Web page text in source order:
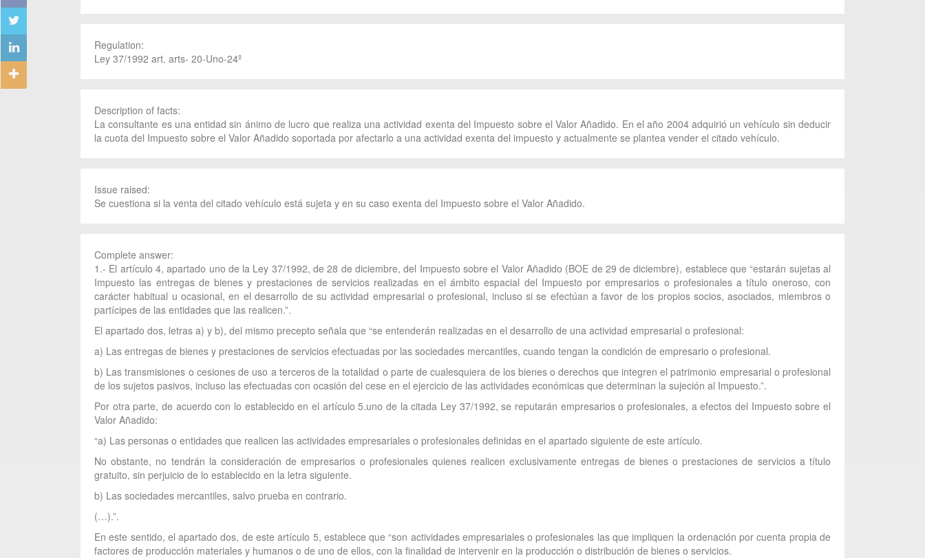
Regulation:
Ley 37/1992 art. arts- 20-Uno-24º
Description of facts:
La consultante es una entidad sin ánimo de lucro que realiza una actividad exenta del Impuesto sobre el Valor Añadido. En el año 2004 adquirió un vehículo sin deducir
la cuota del Impuesto sobre el Valor Añadido soportada por afectarlo a una actividad exenta del impuesto y actualmente se plantea vender el citado vehículo.
Issue raised:
Se cuestiona si la venta del citado vehículo está sujeta y en su caso exenta del Impuesto sobre el Valor Añadido.
Complete answer:
1.- El artículo 4, apartado uno de la Ley 37/1992, de 28 de diciembre, del Impuesto sobre el Valor Añadido (BOE de 29 de diciembre), establece que “estarán sujetas al
Impuesto las entregas de bienes y prestaciones de servicios realizadas en el ámbito espacial del Impuesto por empresarios o profesionales a título oneroso, con
carácter habitual u ocasional, en el desarrollo de su actividad empresarial o profesional, incluso si se efectúan a favor de los propios socios, asociados, miembros o
partícipes de las entidades que las realicen.”.
El apartado dos, letras a) y b), del mismo precepto señala que “se entenderán realizadas en el desarrollo de una actividad empresarial o profesional:
a) Las entregas de bienes y prestaciones de servicios efectuadas por las sociedades mercantiles, cuando tengan la condición de empresario o profesional.
b) Las transmisiones o cesiones de uso a terceros de la totalidad o parte de cualesquiera de los bienes o derechos que integren el patrimonio empresarial o profesional
de los sujetos pasivos, incluso las efectuadas con ocasión del cese en el ejercicio de las actividades económicas que determinan la sujeción al Impuesto.”.
Por otra parte, de acuerdo con lo establecido en el artículo 5.uno de la citada Ley 37/1992, se reputarán empresarios o profesionales, a efectos del Impuesto sobre el
Valor Añadido:
“a) Las personas o entidades que realicen las actividades empresariales o profesionales definidas en el apartado siguiente de este artículo.
No obstante, no tendrán la consideración de empresarios o profesionales quienes realicen exclusivamente entregas de bienes o prestaciones de servicios a título
gratuito, sin perjuicio de lo establecido en la letra siguiente.
b) Las sociedades mercantiles, salvo prueba en contrario.
(…).”.
En este sentido, el apartado dos, de este artículo 5, establece que “son actividades empresariales o profesionales las que impliquen la ordenación por cuenta propia de
factores de producción materiales y humanos o de uno de ellos, con la finalidad de intervenir en la producción o distribución de bienes o servicios.